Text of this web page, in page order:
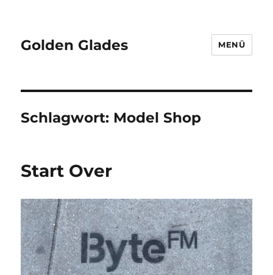
Golden Glades MENÜ
Schlagwort: Model Shop
Start Over